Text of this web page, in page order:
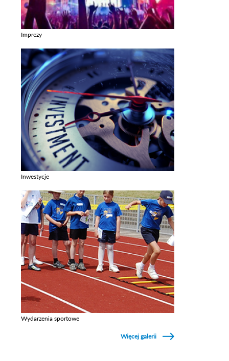
Imprezy
Inwestycje
Wydarzenia sportowe
Więcej galerii